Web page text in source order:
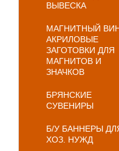
ВЫВЕСКА
МАГНИТНЫЙ
АКРИЛОВЫЕ
ЗАГОТОВКИ ДЛЯ
МАГНИТОВ И
ЗНАЧКОВ
БРЯНСКИЕ
СУВЕНИРЫ
Б/У БАННЕРЫ
ХОЗ. НУЖД